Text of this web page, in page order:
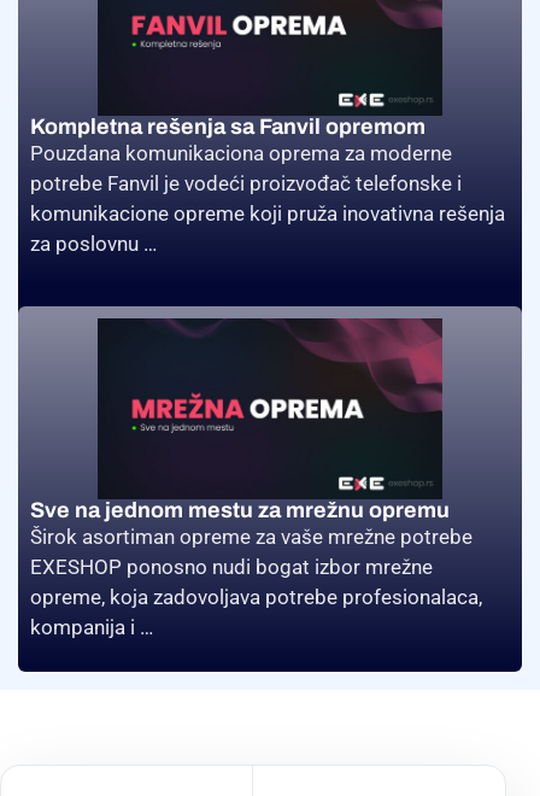
Kompletna rešenja sa Fanvil opremom
Pouzdana komunikaciona oprema za moderne
potrebe Fanvil je vodeći proizvođač telefonske i
komunikacione opreme koji pruža inovativna rešenja
za poslovnu …
Sve na jednom mestu za mrežnu opremu
Širok asortiman opreme za vaše mrežne potrebe
EXESHOP ponosno nudi bogat izbor mrežne
opreme, koja zadovoljava potrebe profesionalaca,
kompanija i …